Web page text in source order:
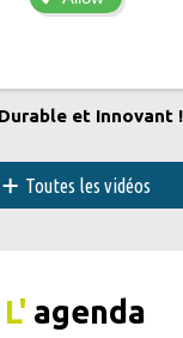
et Innovant !
+ Toutes les vidéos
L' agenda